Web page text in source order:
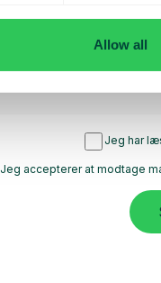
Allow all
Jeg har
Jeg accepterer at modtage